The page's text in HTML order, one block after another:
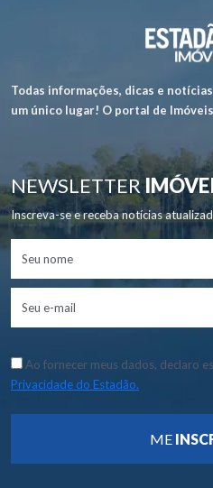
Todas informações, dicas e
um único lugar! O portal de
NEWSLETTER
Inscreva-se e receba notícias
Ao fornecer meus dados, declaro
Privacidade do Estadão.
ME